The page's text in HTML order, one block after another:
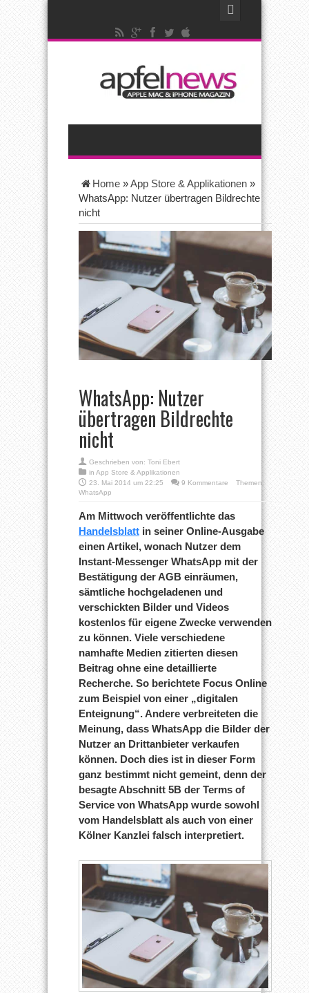
Home »App Store & Applikationen »
WhatsApp: Nutzer übertragen Bildrechte
nicht
WhatsApp: Nutzer
übertragen Bildrechte
nicht
Geschrieben von: Toni Ebert
in App Store & Applikationen
23. Mai 2014 um 22:25
9 Kommentare
Themen:
WhatsApp
Am Mittwoch veröffentlichte das
Handelsblatt in seiner Online-Ausgabe
einen Artikel, wonach Nutzer dem
Instant-Messenger WhatsApp mit der
Bestätigung der AGB einräumen,
sämtliche hochgeladenen und
verschickten Bilder und Videos
kostenlos für eigene Zwecke verwenden
zu können. Viele verschiedene
namhafte Medien zitierten diesen
Beitrag ohne eine detaillierte
Recherche. So berichtete Focus Online
zum Beispiel von einer „digitalen
Enteignung“. Andere verbreiteten die
Meinung, dass WhatsApp die Bilder der
Nutzer an Drittanbieter verkaufen
können. Doch dies ist in dieser Form
ganz bestimmt nicht gemeint, denn der
besagte Abschnitt 5B der Terms of
Service von WhatsApp wurde sowohl
vom Handelsblatt als auch von einer
Kölner Kanzlei falsch interpretiert.